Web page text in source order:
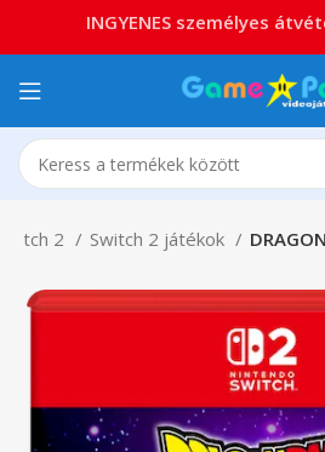
2 Switch 2 játékok
INGYENES személyes